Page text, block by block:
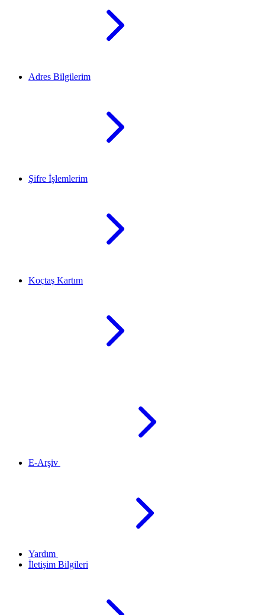
Adres Bilgilerim
Şifre İşlemlerim
Koçtaş Kartım
E-Arşiv
Yardım
İletişim Bilgileri